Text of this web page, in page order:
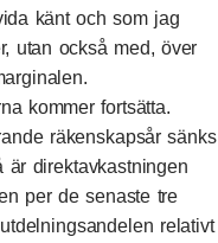
känt och som jag
utan också med, över
kommer fortsätta.
räkenskapsår sänks
direktavkastningen
per de senaste tre
relativt